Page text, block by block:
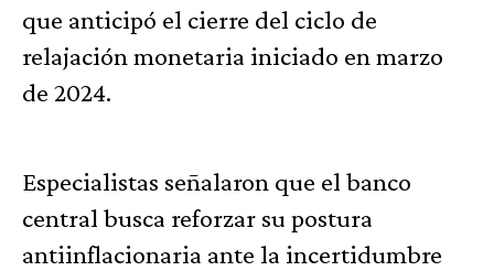
que anticipó el cierre del ciclo de
relajación monetaria iniciado en marzo
de 2024.
Especialistas señalaron que el banco
central busca reforzar su postura
antiinflacionaria ante la incertidumbre